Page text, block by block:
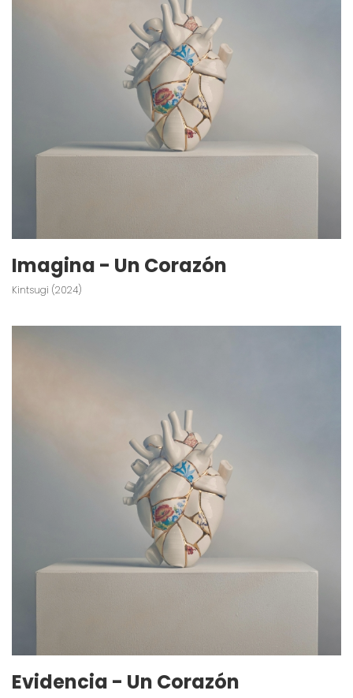
Imagina - Un Corazón
Kintsugi (2024)
Evidencia - Un Corazón